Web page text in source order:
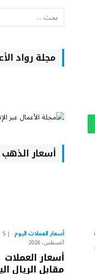
مجلة رواد
أسعار الذهب
أسعار العملات اليوم 5
أغسطس، 2026
أسعار العملات
مقابل الريال